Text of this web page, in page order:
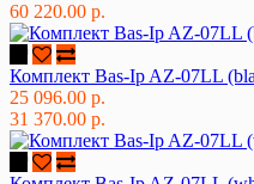
60 220.00 р.
Комплект Bas-Ip AZ-07LL
25 096.00 р.
31 370.00 р.